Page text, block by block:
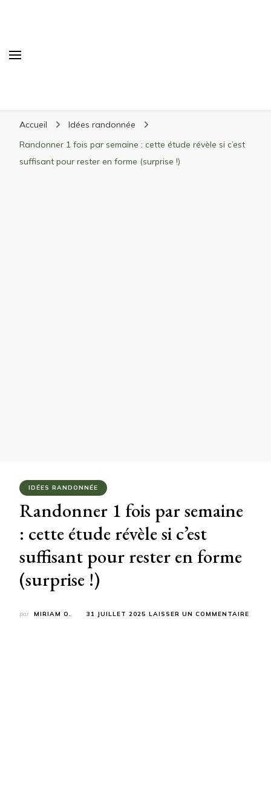
matériel, stations de ski
Accueil
Idées randonnée
Randonner 1 fois par semaine : cette étude révèle si c’est
suffisant pour rester en forme (surprise !)
IDÉES RANDONNÉE
Randonner 1 fois par semaine
: cette étude révèle si c’est
suffisant pour rester en forme
(surprise !)
par MIRIAM O. 31 JUILLET 2025 LAISSER UN COMMENTAIRE